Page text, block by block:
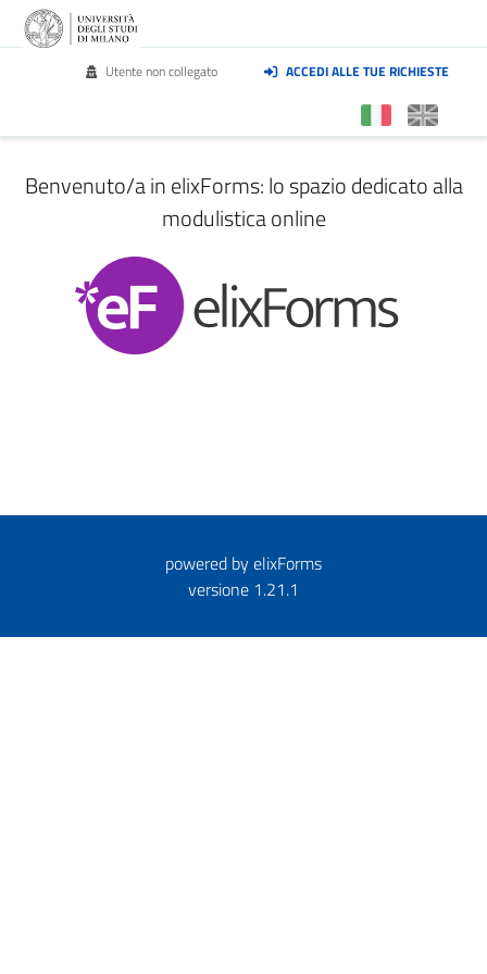
Utente non collegato ACCEDI ALLE TUE RICHIESTE
Benvenuto/a in elixForms: lo spazio dedicato alla
modulistica online
powered by elixForms
versione 1.21.1